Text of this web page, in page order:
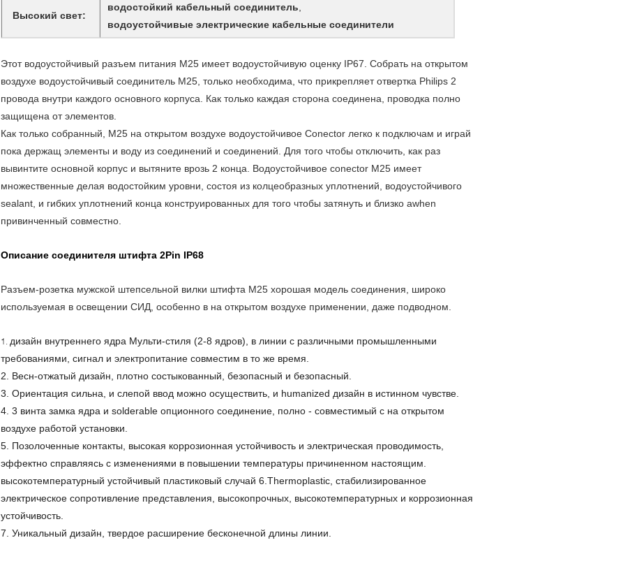
Высокий свет:
водостойкий кабельный соединитель
водоустойчивые электрические кабельные соединители
Этот водоустойчивый разъем питания M25 имеет водоустойчивую оценку IP67. Собрать на открытом
воздухе водоустойчивый соединитель M25, только необходима, что прикрепляет отвертка Philips 2
провода внутри каждого основного корпуса. Как только каждая сторона соединена, проводка полно
защищена от элементов.
Как только собранный, M25 на открытом воздухе водоустойчивое Conector легко к подключам и играй
пока держащ элементы и воду из соединений и соединений. Для того чтобы отключить, как раз
вывинтите основной корпус и вытяните врозь 2 конца. Водоустойчивое conector M25 имеет
множественные делая водостойким уровни, состоя из колцеобразных уплотнений, водоустойчивого
sealant, и гибких уплотнений конца конструированных для того чтобы затянуть и близко awhen
привинченный совместно.
Описание соединителя штифта 2Pin IP68
Разъем-розетка мужской штепсельной вилки штифта M25 хорошая модель соединения, широко
используемая в освещении СИД, особенно в на открытом воздухе применении, даже подводном.
1. дизайн внутреннего ядра Мульти-стиля (2-8 ядров), в линии с различными промышленными
требованиями, сигнал и электропитание совместим в то же время.
2. Весн-отжатый дизайн, плотно состыкованный, безопасный и безопасный.
3. Ориентация сильна, и слепой ввод можно осуществить, и humanized дизайн в истинном чувстве.
4. 3 винта замка ядра и solderable опционного соединение, полно - совместимый с на открытом
воздухе работой установки.
5. Позолоченные контакты, высокая коррозионная устойчивость и электрическая проводимость,
эффектно справляясь с изменениями в повышении температуры причиненном настоящим.
высокотемпературный устойчивый пластиковый случай 6.Thermoplastic, стабилизированное
электрическое сопротивление представления, высокопрочных, высокотемпературных и коррозионная
устойчивость.
7. Уникальный дизайн, твердое расширение бесконечной длины линии.